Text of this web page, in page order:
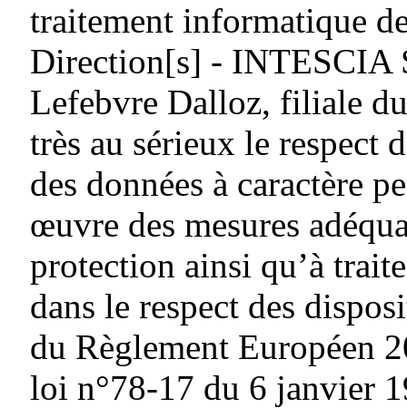
traitement informatique
Direction[s] - INTESCIA
Lefebvre Dalloz, filiale
très au sérieux le respect
des données à caractère
œuvre des mesures
protection ainsi qu’à
dans le respect des
du Règlement Européen
loi n°78-17 du 6 janvier